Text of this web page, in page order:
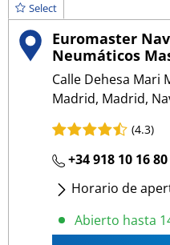
Select
Euromaster
Neumáticos
Calle Dehesa Mari
Madrid, Madrid,
(4.3)
+34 918 10 16 80
Horario de
Lunes- Viernes:
Sábado:09:00
Abierto hasta